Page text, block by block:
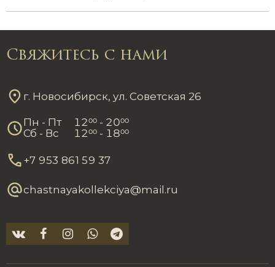
Свяжитесь с нами
г. Новосибирск, ул. Советская 26
Пн - Пт 1200 - 2000
Сб - Вс
1200 - 1800
+7 953 861 59 37
chastnayakollekciya@mail.ru